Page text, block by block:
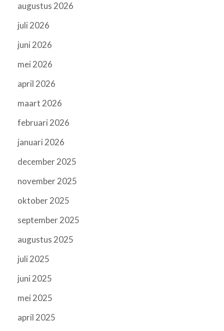
augustus 2026
juli 2026
juni 2026
mei 2026
april 2026
maart 2026
februari 2026
januari 2026
december 2025
november 2025
oktober 2025
september 2025
augustus 2025
juli 2025
juni 2025
mei 2025
april 2025